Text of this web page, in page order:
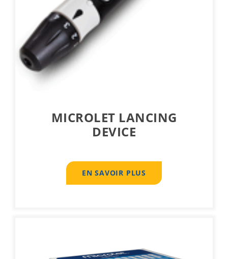
MICROLET LANCING
DEVICE
EN SAVOIR PLUS